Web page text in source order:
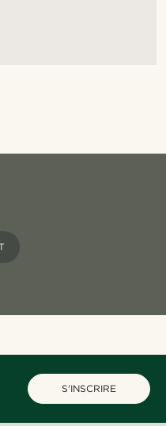
S'INSCRIRE